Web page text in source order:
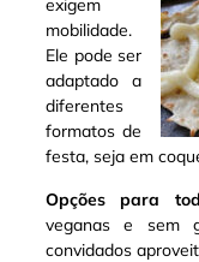
exigem
mobilidade.
Ele pode ser
adaptado a
diferentes
formatos de
festa, seja em
Opções para
veganas e sem
convidados